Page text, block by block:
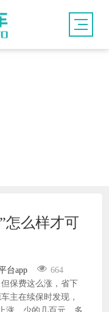
怎么样才可
台app
664
保费这么涨，省下
主在续保时发现，